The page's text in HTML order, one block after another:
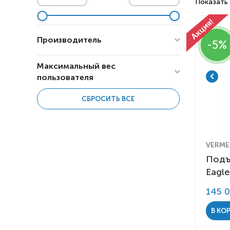
Респираторное оборудование
Производитель
AACURAT GmbH 6
Максимальный вес
пользователя
140 250
СБРОСИТЬ ВСЕ
Показать
-5%
145
В